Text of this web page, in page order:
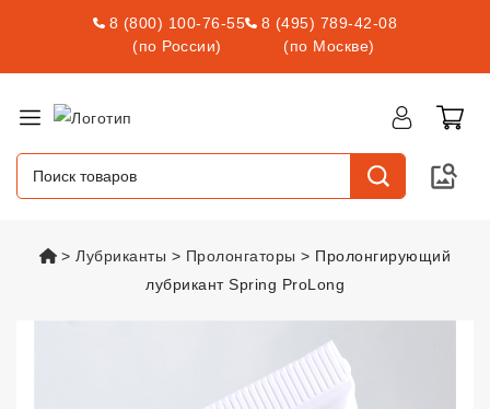
8 (800) 100-76-55
(по России)
8 (495) 789-42-08
(по Москве)
vsexshop.ru
Лубриканты Пролонгаторы
Пролонгирующий
лубрикант Spring ProLong